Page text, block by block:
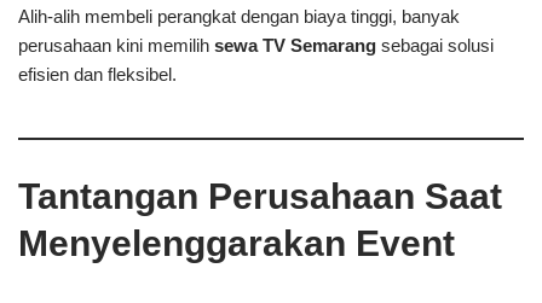
Alih-alih membeli perangkat dengan biaya tinggi, banyak
perusahaan kini memilih sewa TV Semarang sebagai solusi
efisien dan fleksibel.
Tantangan Perusahaan Saat
Menyelenggarakan Event